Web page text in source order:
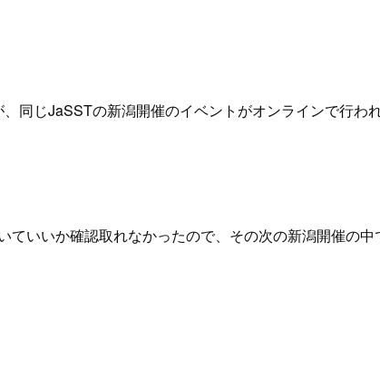
同じJaSSTの新潟開催のイベントがオンラインで行わ
いいか確認取れなかったので、その次の新潟開催の